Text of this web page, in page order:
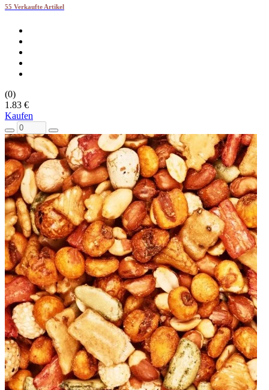
55 Verkaufte Artikel
(0)
1.83 €
Kaufen